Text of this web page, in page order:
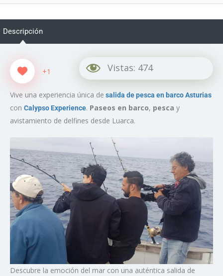
Descripción
+1 Vistas: 474
Vive una experiencia única de salida de pesca en barco Asturias
con Calypso Experience. Paseos en barco, pesca y
avistamiento de delfines desde Luarca.
Descubre la emoción del mar con una auténtica salida de